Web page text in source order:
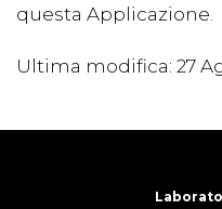
questa Applicazione.
Ultima modifica: 27